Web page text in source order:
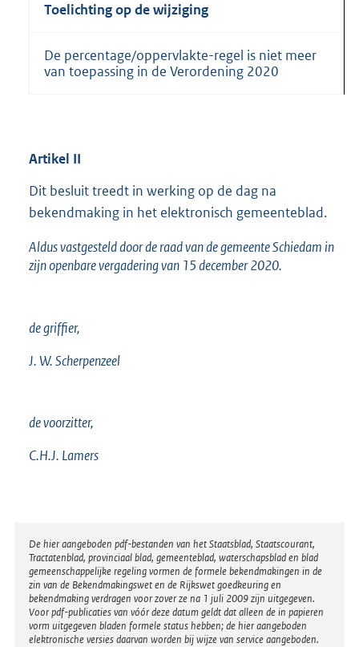
Toelichting op de wijziging
De percentage/oppervlakte-regel is niet meer
van toepassing in de Verordening 2020
Artikel II
Dit besluit treedt in werking op de dag na
bekendmaking in het elektronisch gemeenteblad.
Aldus vastgesteld door de raad van de gemeente Schiedam in
zijn openbare vergadering van 15 december 2020.
de griffier,
J. W. Scherpenzeel
de voorzitter,
C.H.J. Lamers
Disclaimer
De hier aangeboden pdf-bestanden van het Staatsblad, Staatscourant,
Tractatenblad, provinciaal blad, gemeenteblad, waterschapsblad en blad
gemeenschappelijke regeling vormen de formele bekendmakingen in de
zin van de Bekendmakingswet en de Rijkswet goedkeuring en
bekendmaking verdragen voor zover ze na 1 juli 2009 zijn uitgegeven.
Voor pdf-publicaties van vóór deze datum geldt dat alleen de in papieren
vorm uitgegeven bladen formele status hebben; de hier aangeboden
elektronische versies daarvan worden bij wijze van service aangeboden.